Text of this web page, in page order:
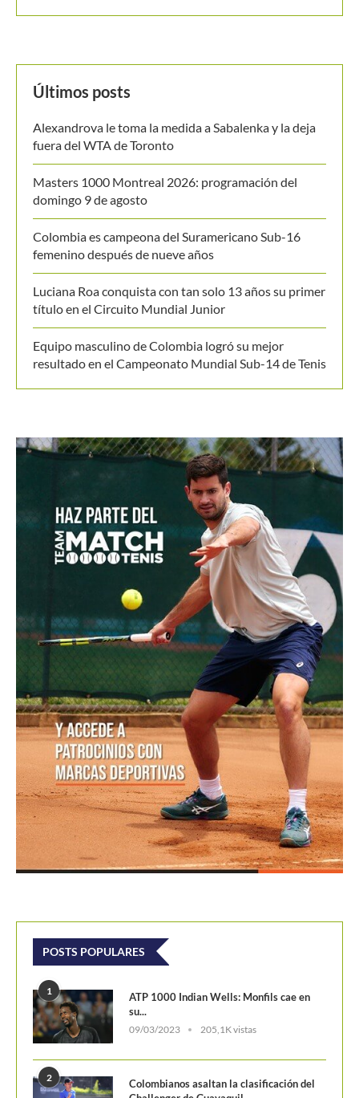
Últimos posts
Alexandrova le toma la medida a Sabalenka y la deja
fuera del WTA de Toronto
Masters 1000 Montreal 2026: programación del
domingo 9 de agosto
Colombia es campeona del Suramericano Sub-16
femenino después de nueve años
Luciana Roa conquista con tan solo 13 años su primer
título en el Circuito Mundial Junior
Equipo masculino de Colombia logró su mejor
resultado en el Campeonato Mundial Sub-14 de Tenis
POSTS POPULARES
1
ATP 1000 Indian Wells: Monfils cae en
su...
09/03/2023 205,1K vistas
2
Colombianos asaltan la clasificación del